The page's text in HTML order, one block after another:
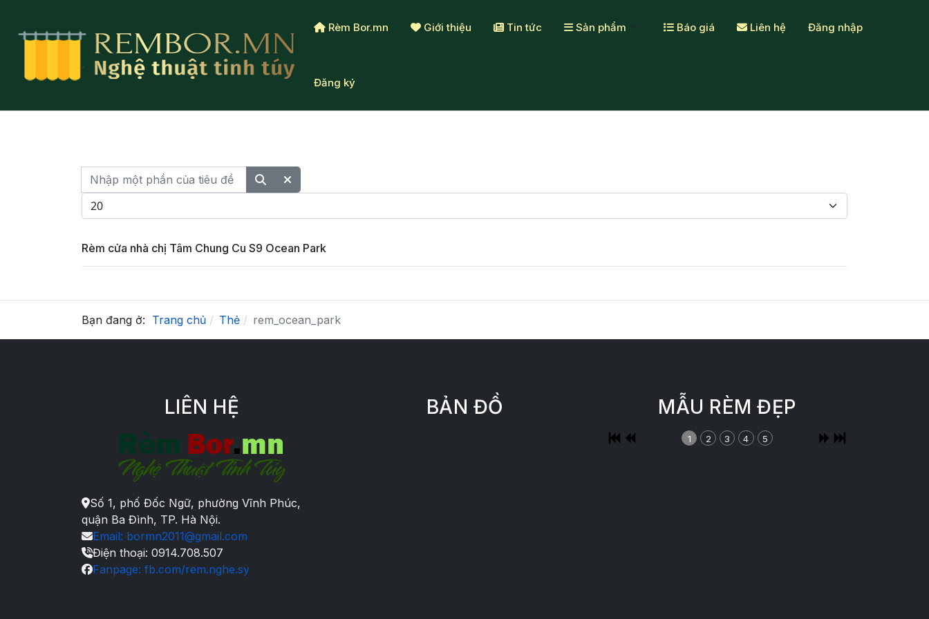
Rèm Bor.mn Giới thiệu Tin tức Sản phẩm Báo giá Liên hệ Đăng nhập
Đăng ký
Nhập một phần của tiêu đề
Hiển thị #
Rèm cửa nhà chị Tâm Chung Cu S9 Ocean Park
Bạn đang ở: Trang chủ Thẻ rem_ocean_park
LIÊN HỆ
Số 1, phố Đốc Ngữ, phường Vĩnh Phúc,
quận Ba Đình, TP. Hà Nội.
Email: bormn2011@gmail.com
Điện thoại: 0914.708.507
Fanpage: fb.com/rem.nghe.sy
BẢN ĐỒ MẪU RÈM ĐẸP
1 2 3 4 5